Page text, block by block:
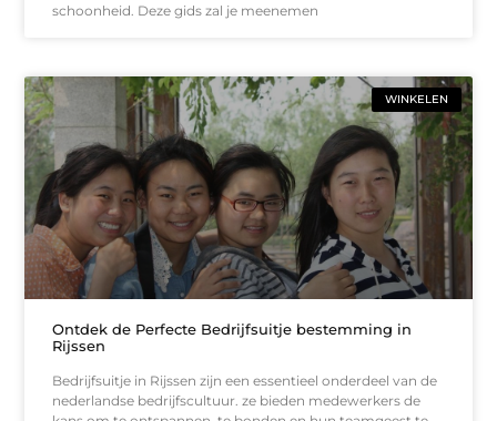
schoonheid. Deze gids zal je meenemen
WINKELEN
Ontdek de Perfecte Bedrijfsuitje bestemming in
Rijssen
Bedrijfsuitje in Rijssen zijn een essentieel onderdeel van de
nederlandse bedrijfscultuur. ze bieden medewerkers de